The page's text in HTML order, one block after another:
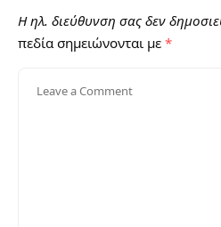
Η ηλ. διεύθυνση σας δεν
πεδία σημειώνονται με *